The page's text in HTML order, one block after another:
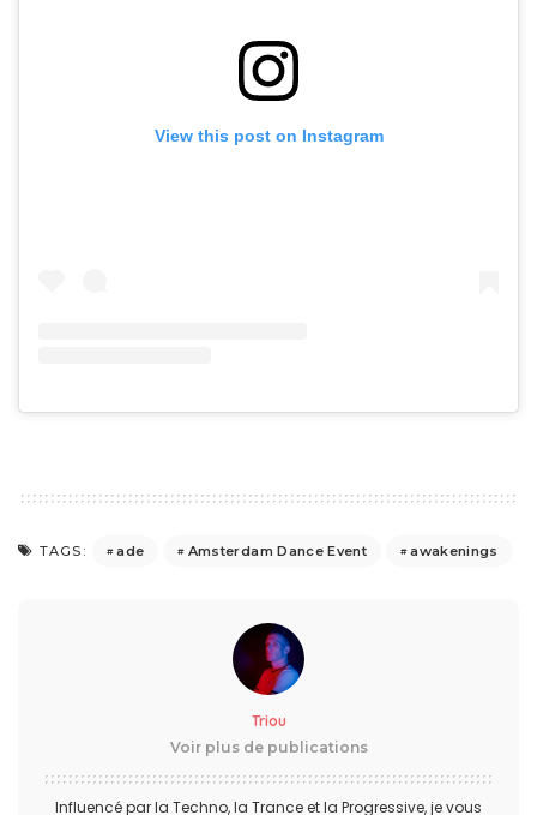
View this post on Instagram
TAGS: ade Amsterdam Dance Event awakenings
Triou
Voir plus de publications
Influencé par la Techno, la Trance et la Progressive, je vous